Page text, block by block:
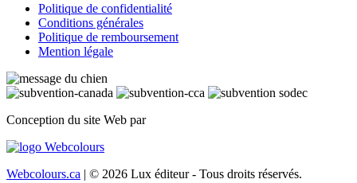
Politique de confidentialité
Conditions générales
Politique de remboursement
Mention légale
Conception du site Web par
Webcolours.ca | © 2026 Lux éditeur - Tous droits réservés.